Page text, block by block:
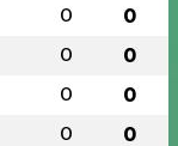
0 0
0 0
0 0
0 0